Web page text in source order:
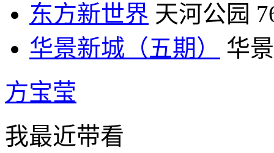
东方新世界 天河公园
华景新城（五期）
华
方宝莹
我最近带看